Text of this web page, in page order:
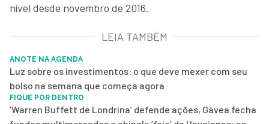
nível desde novembro de 2016.
LEIA TAMBÉM
ANOTE NA AGENDA
Luz sobre os investimentos: o que deve mexer com seu
bolso na semana que começa agora
FIQUE POR DENTRO
‘Warren Buffett de Londrina’ defende ações, Gávea fecha